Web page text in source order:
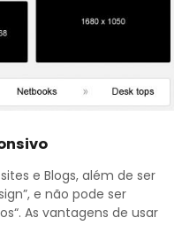
e Blogs, além de ser
e não pode ser
As vantagens de usar